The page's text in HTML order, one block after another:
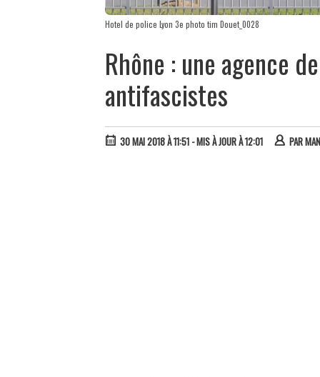
Hotel de police Lyon 3e photo tim Douet_0028
Rhône : une agence
antifascistes
30 MAI 2018 À 11:51 - MIS À JOUR À 12:01 PAR